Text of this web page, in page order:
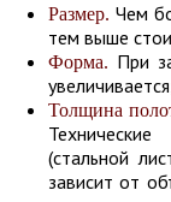
Размер. Чем
тем выше
Форма. При
Толщина
(стальной
зависит от